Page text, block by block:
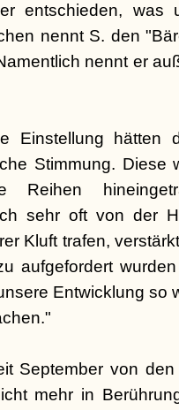
entschieden, was
nennt S. den
nennt er
Einstellung hätten
Stimmung. Diese
Reihen
sehr oft von der
Kluft trafen,
aufgefordert
Entwicklung so
September von
mehr in